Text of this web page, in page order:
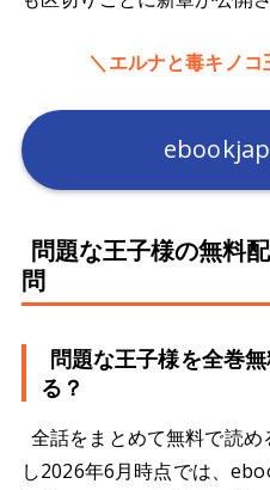
＼エルナと毒キノ
問題な王子様の無料
問
問題な王子様を全巻
る？
全話をまとめて無料で読
し2026年6月時点では、